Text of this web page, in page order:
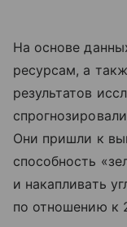
На основе
ресурсам, а
результатов
Они пришли к
способность
и накапливать
по отношению к